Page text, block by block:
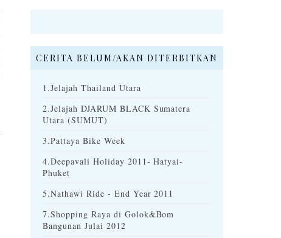
CERITA BELUM/AKAN DITERBITKAN
1.Jelajah Thailand Utara
2.Jelajah DJARUM BLACK Sumatera
Utara (SUMUT)
3.Pattaya Bike Week
4.Deepavali Holiday 2011- Hatyai-
Phuket
5.Nathawi Ride - End Year 2011
7.Shopping Raya di Golok&Bom
Bangunan Julai 2012